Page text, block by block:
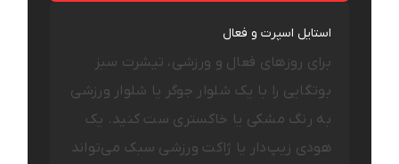
استایل اسپرت و فعال
برای روزهای فعال و ورزشی، تیشرت سبز
بوتگایی را با یک شلوار جوگر یا شلوار ورزشی
به رنگ مشکی یا خاکستری ست کنید. یک
هودی زیپ‌دار یا ژاکت ورزشی سبک می‌تواند